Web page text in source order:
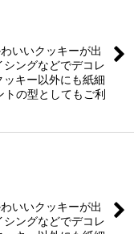
いいクッキーが出
ングなどでデコレ
キー以外にも紙細
の型としてもご利
いいクッキーが出
ングなどでデコレ